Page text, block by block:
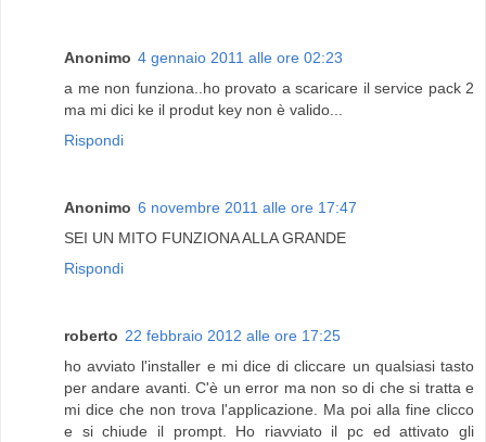
Anonimo 4 gennaio 2011 alle ore 02:23
a me non funziona..ho provato a scaricare il service pack 2
ma mi dici ke il produt key non è valido...
Rispondi
Anonimo 6 novembre 2011 alle ore 17:47
SEI UN MITO FUNZIONA ALLA GRANDE
Rispondi
roberto 22 febbraio 2012 alle ore 17:25
ho avviato l'installer e mi dice di cliccare un qualsiasi tasto
per andare avanti. C'è un error ma non so di che si tratta e
mi dice che non trova l'applicazione. Ma poi alla fine clicco
e si chiude il prompt. Ho riavviato il pc ed attivato gli